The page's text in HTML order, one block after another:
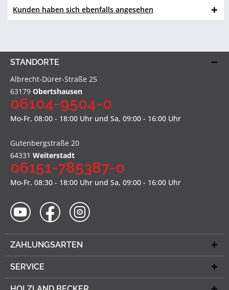
Kunden haben sich ebenfalls angesehen
STANDORTE
Albrecht-Dürer-Straße 25
63179 Obertshausen
06104-9504-0
Mo-Fr, 08:00 - 18:00 Uhr und Sa, 09:00 - 16:00 Uhr
Gutenbergstraße 20
64331 Weiterstadt
06151-785387-0
Mo-Fr, 08:30 - 18:00 Uhr und Sa, 09:00 - 16:00 Uhr
ZAHLUNGSARTEN
SERVICE